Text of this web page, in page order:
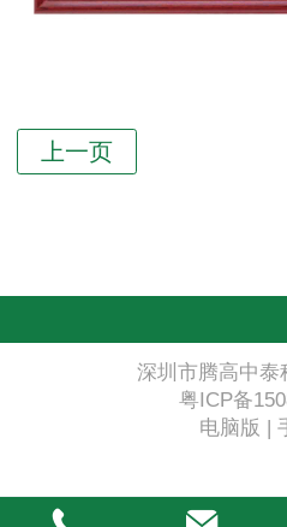
深圳市腾高中泰
粤ICP备
电脑版 |